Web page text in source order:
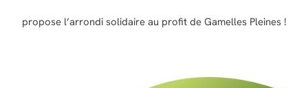
propose l’arrondi solidaire au profit de Gamelles Pleines !